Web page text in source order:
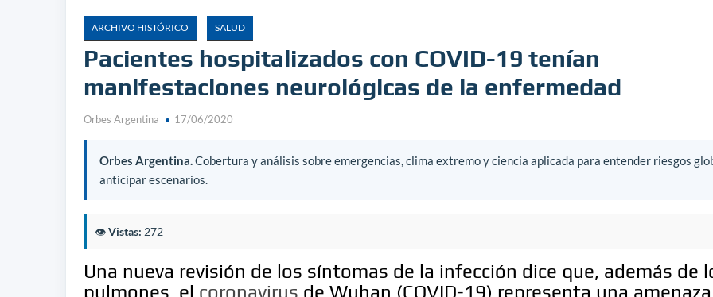
ARCHIVO HISTÓRICO SALUD
Pacientes hospitalizados con COVID-19 tenían
manifestaciones neurológicas de la enfermedad
Orbes Argentina 17/06/2020
Orbes Argentina.Cobertura y análisis sobre emergencias, clima extremo y ciencia aplicada para entender riesgos
anticipar escenarios.
👁️Vistas: 272
Una nueva revisión de los síntomas de la infección dice que, además de
pulmones, el coronavirus de Wuhan (COVID-19) representa una